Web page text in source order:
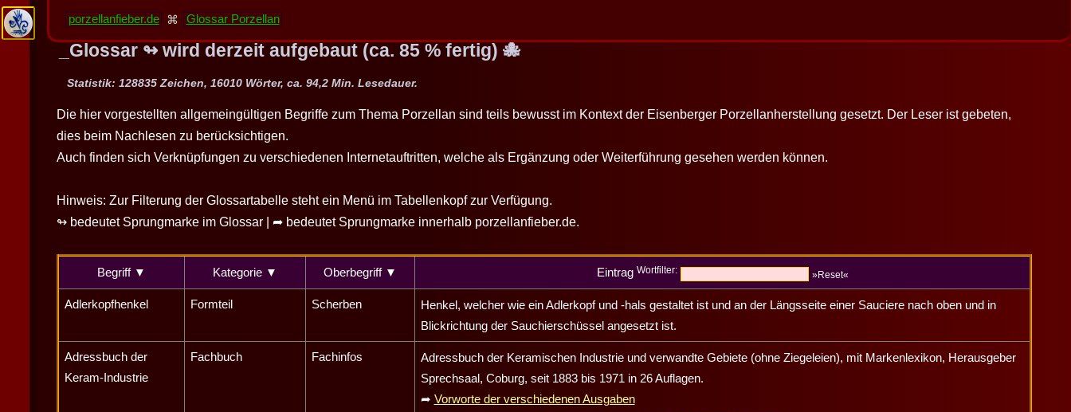
porzellanfieber.de ⌘ Glossar Porzellan
Glossar ↬ wird derzeit aufgebaut (ca. 85 % fertig) 🐙
Statistik: 128835 Zeichen, 16010 Wörter, ca. 94,2 Min. Lesedauer.
Die hier vorgestellten allgemeingültigen Begriffe zum Thema Porzellan sind teils bewusst im Kontext der Eisenberger Porzellanherstellung gesetzt. Der Leser ist gebeten,
dies beim Nachlesen zu berücksichtigen.
Auch finden sich Verknüpfungen zu verschiedenen Internetauftritten, welche als Ergänzung oder Weiterführung gesehen werden können.
Hinweis: Zur Filterung der Glossartabelle steht ein Menü im Tabellenkopf zur Verfügung.
↬ bedeutet Sprungmarke im Glossar | ➦ bedeutet Sprungmarke innerhalb porzellanfieber.de.
Begriff ▼ Kategorie ▼ Oberbegriff ▼ EintragWortfilter: »Reset«
Adlerkopfhenkel Formteil Scherben
Henkel, welcher wie ein Adlerkopf und -hals gestaltet ist und an der Längsseite einer Sauciere nach oben und in
Blickrichtung der Sauchierschüssel angesetzt ist.
Adressbuch der
Keram-Industrie
Fachbuch Fachinfos Adressbuch der Keramischen Industrie und verwandte Gebiete(ohne Ziegeleien), mit Markenlexikon, Herausgeber
Sprechsaal, Coburg, seit 1883 bis 1971 in 26 Auflagen.
➦ Vorworte der verschiedenen Ausgaben